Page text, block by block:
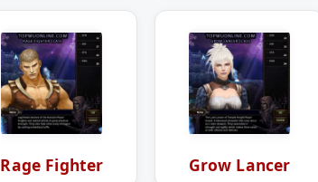
Rage Fighter Grow Lancer